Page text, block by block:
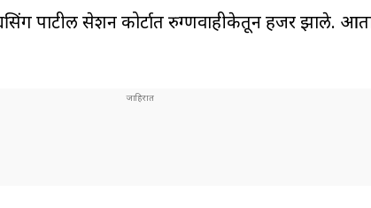
पाटील सेशन कोर्टात रुग्णवाहीकेतून हजर झाले.